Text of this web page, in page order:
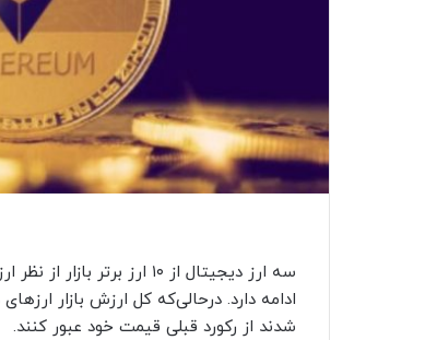
سه ارز دیجیتال از ۱۰
ادامه دارد. درحالی‌که کل ارزش بازار
شدند از رکورد قبلی قیمت خود عبور کنند.